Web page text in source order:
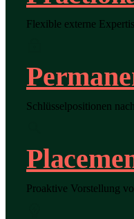
Flexible externe
Schlüsselpositionen
Proaktive Vorstellung